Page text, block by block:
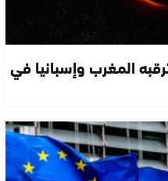
المغرب وإسبانيا في